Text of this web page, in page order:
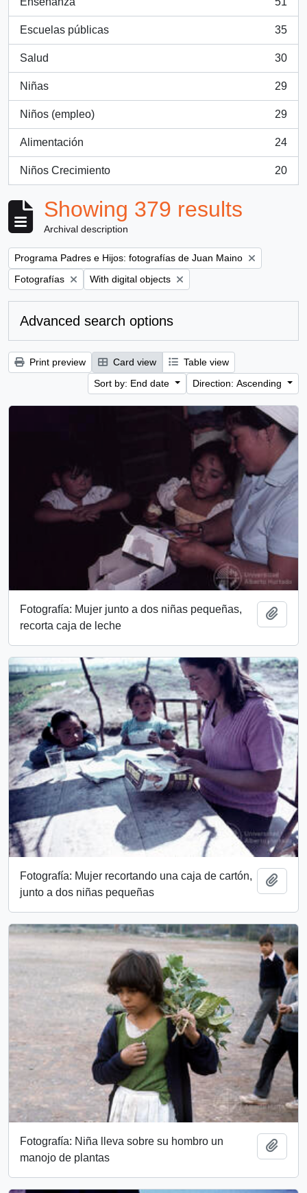
, 51 results
Escuelas públicas
, 35 results
35
Salud
, 30 results
30
Niñas
, 29 results
29
Niños (empleo)
, 29 results
29
Alimentación
, 24 results
24
Niños Crecimiento
, 20 results
20
Showing 379 results
Archival description
Remove filter:
Programa Padres e Hijos: fotografías de Juan Maino
Remove filter:
Fotografías Remove filter:
With digital objects
Advanced search options
Print preview Card view
Table view
Sort by: End date
Direction: Ascending
Fotografía: Mujer junto a dos niñas pequeñas,
recorta caja de leche
Fotografía: Mujer recortando una caja de cartón,
junto a dos niñas pequeñas
Fotografía: Niña lleva sobre su hombro un
manojo de plantas